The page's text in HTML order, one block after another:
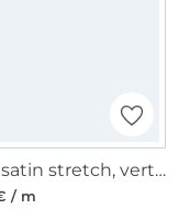
Tissu satin stretch, vert olive clair
/ m